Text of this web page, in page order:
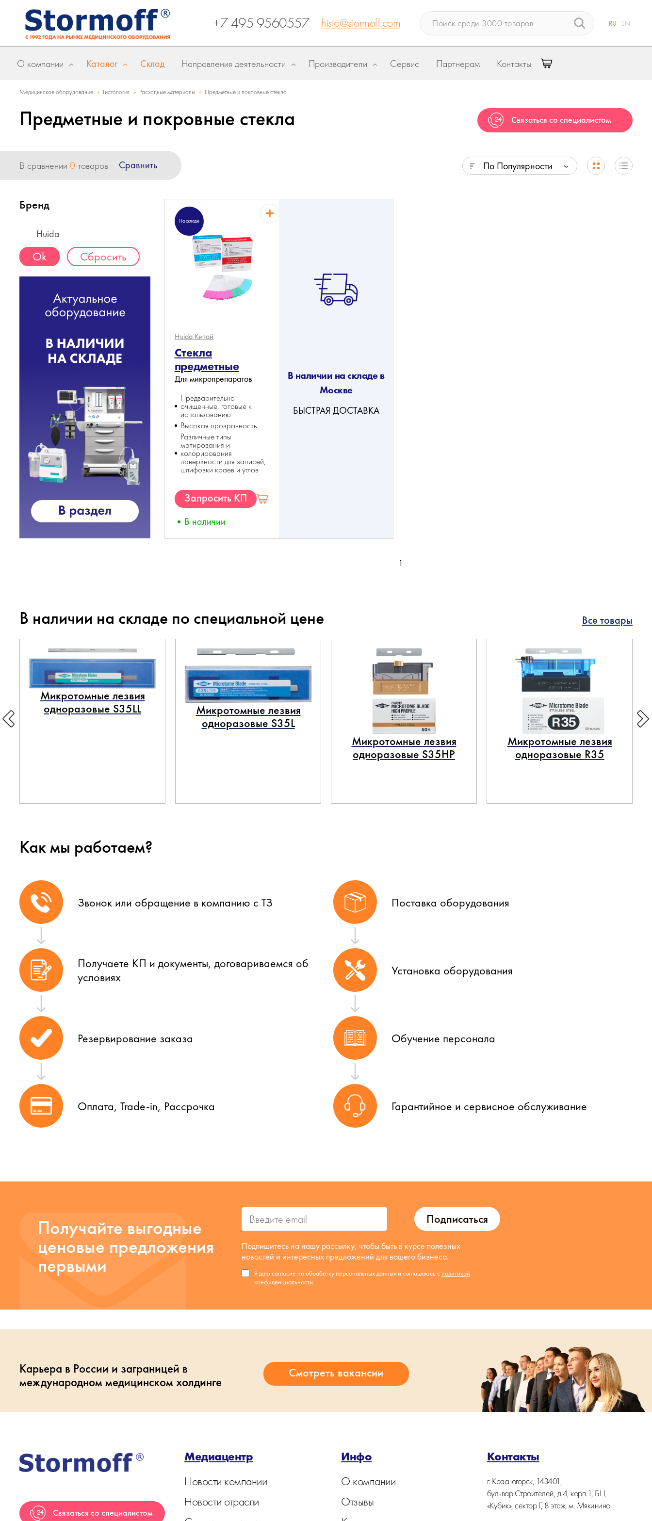
+7 495 9560557 histo@stormoff.com RU EN
О компании Каталог Склад Направления деятельности Производители Сервис Партнерам Контакты
Медицинское оборудование » Гистология » Расходные материалы » Предметные и покровные стекла
Предметные и покровные стекла Связаться со специалистом
В сравнении 0товаров Сравнить По Популярности
Бренд
Huida
Сбросить
На складе
Huida Китай
Стекла
предметные
Для микропрепаратов
Предварительно
очищенные, готовые к
использованию
Высокая прозрачность
Различные типы
матирования и
колорирования
поверхности для записей,
шлифовки краев и углов
Запросить КП
В наличии
В наличии на складе в
Москве
БЫСТРАЯ ДОСТАВКА
1
В наличии на складе по специальной цене Все товары
Микротомные лезвия
одноразовые S35LL
Микротомные лезвия
одноразовые S35L
Микротомные лезвия
одноразовые S35HP
Микротомные лезвия
одноразовые R35
Как мы работаем?
Звонок или обращение в компанию с ТЗ Поставка оборудования
Получаете КП и документы, договариваемся об
условиях
Установка оборудования
Резервирование заказа Обучение персонала
Оплата, Trade-in, Рассрочка Гарантийное и сервисное обслуживание
Получайте выгодные
ценовые предложения
первыми
Подписаться
Подпишитесь на нашу рассылку, чтобы быть в курсе полезных
новостей и интересных предложений для вашего бизнеса.
Я даю согласие на обработку персональных данных и соглашаюсь с политикой
конфиденциальности
Карьера в России и заграницей в
международном медицинском холдинге
Связаться со специалистом
Медиацентр
Новости компании
Новости отрасли
Инфо
О компании
Отзывы
Контакты
г. Красногорск, 143401,
бульвар Строителей, д.4, корп.1, БЦ
«Кубик», сектор Г, 8 этаж, м. Мякинино